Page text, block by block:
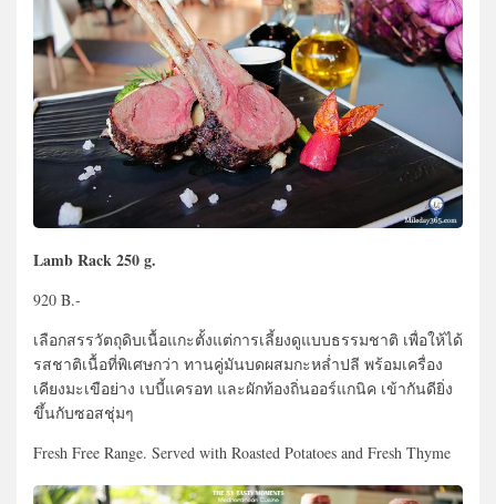
Lamb Rack 250 g.
920 B.-
เลือกสรรวัตถุดิบเนื้อแกะตั้งแต่การเลี้ยงดูแบบธรรมชาติ เพื่อให้ได้
รสชาติเนื้อที่พิเศษกว่า ทานคู่มันบดผสมกะหล่ำปลี พร้อมเครื่อง
เคียงมะเขือย่าง เบบี้แครอท และผักท้องถิ่นออร์แกนิค เข้ากันดียิ่ง
ขึ้นกับซอสชุ่มๆ
Fresh Free Range. Served with Roasted Potatoes and Fresh Thyme